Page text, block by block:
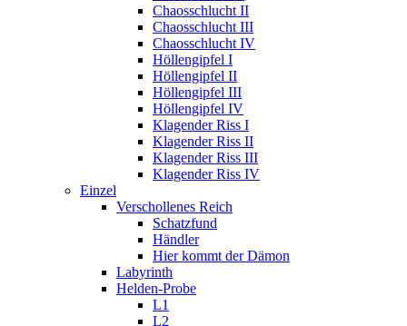
Chaosschlucht II
Chaosschlucht III
Chaosschlucht IV
Höllengipfel I
Höllengipfel II
Höllengipfel III
Höllengipfel IV
Klagender Riss I
Klagender Riss II
Klagender Riss III
Klagender Riss IV
Einzel
Verschollenes Reich
Schatzfund
Händler
Hier kommt der Dämon
Labyrinth
Helden-Probe
L1
L2